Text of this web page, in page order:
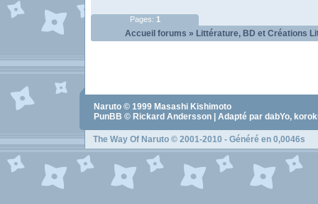
Pages: 1
Accueil forums » Littérature, BD et Créations
Naruto © 1999 Masashi Kishimoto
PunBB © Rickard Andersson | Adapté par dabYo,
The Way Of Naruto © 2001-2010 - Généré en 0,0046s